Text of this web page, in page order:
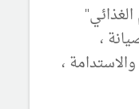
،
،